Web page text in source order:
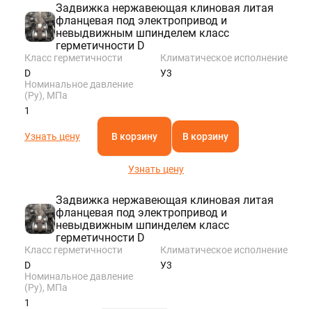
Задвижка нержавеющая клиновая литая
фланцевая под электропривод и
невыдвижным шпинделем класс
герметичности D
Класс герметичности
D
Климатическое исполнение
У3
Номинальное давление
(Ру), МПа
1
Узнать цену В корзину В корзину
Узнать цену
Задвижка нержавеющая клиновая литая
фланцевая под электропривод и
невыдвижным шпинделем класс
герметичности D
Класс герметичности
D
Климатическое исполнение
У3
Номинальное давление
(Ру), МПа
1